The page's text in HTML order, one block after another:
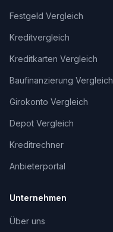
Festgeld Vergleich
Kreditvergleich
Kreditkarten Vergleich
Baufinanzierung Vergleich
Girokonto Vergleich
Depot Vergleich
Kreditrechner
Anbieterportal
Unternehmen
Über uns